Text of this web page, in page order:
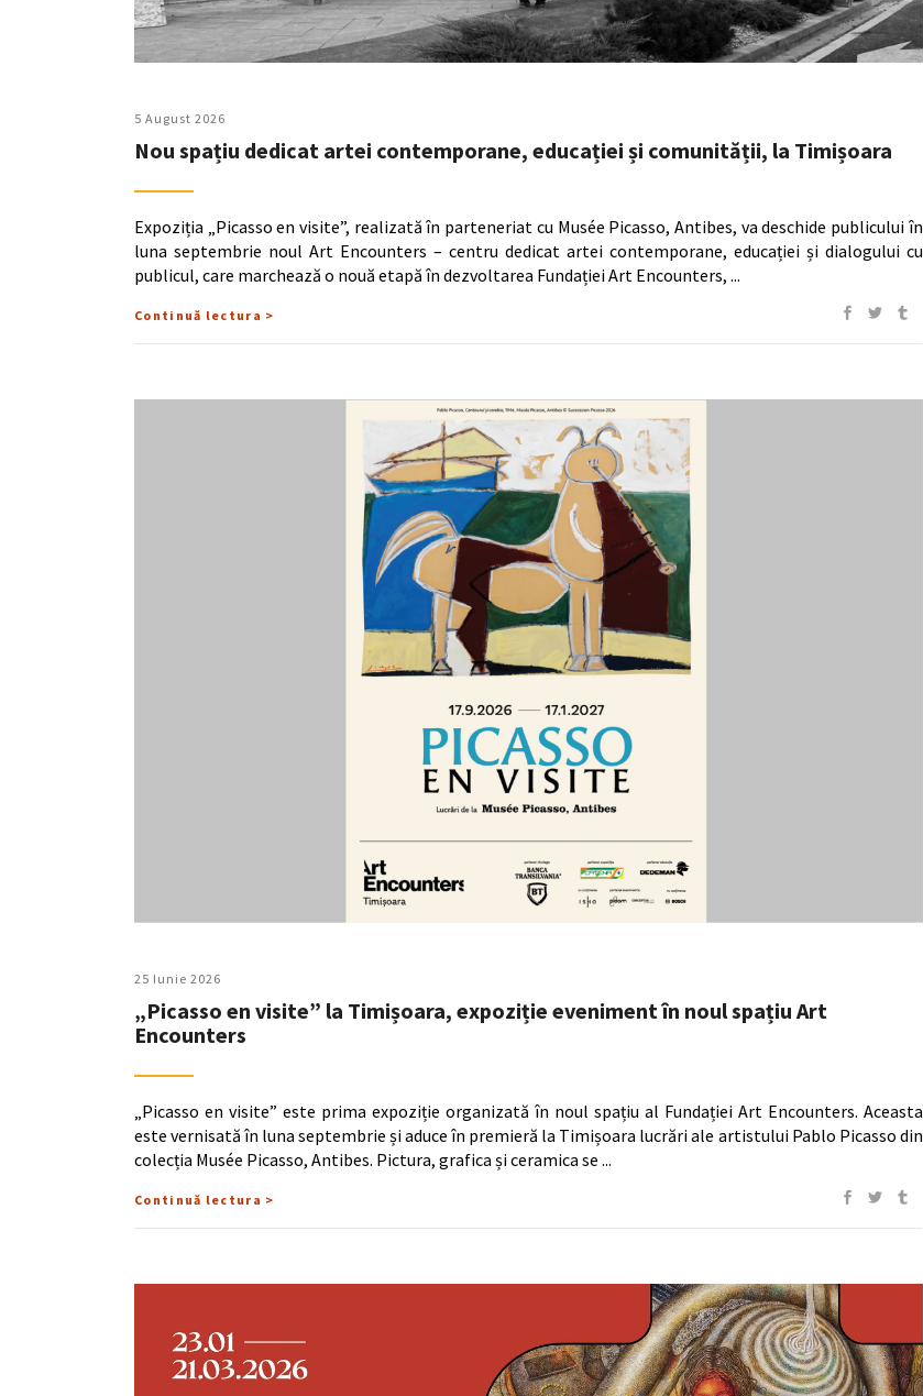
5 August 2026
Nou spațiu dedicat artei contemporane, educației și comunității, la Timișoara
Expoziția „Picasso en visite”, realizată în parteneriat cu Musée Picasso, Antibes, va deschide publicului în
luna septembrie noul Art Encounters – centru dedicat artei contemporane, educației și dialogului cu
publicul, care marchează o nouă etapă în dezvoltarea Fundației Art Encounters,
Continuă lectura >
25 Iunie 2026
„Picasso en visite” la Timișoara, expoziție eveniment în noul spațiu Art
Encounters
„Picasso en visite” este prima expoziție organizată în noul spațiu al Fundației Art Encounters. Aceasta
este vernisată în luna septembrie și aduce în premieră la Timișoara lucrări ale artistului Pablo Picasso din
colecția Musée Picasso, Antibes. Pictura, grafica și ceramica se
Continuă lectura >